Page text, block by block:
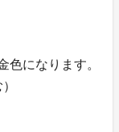
になります。